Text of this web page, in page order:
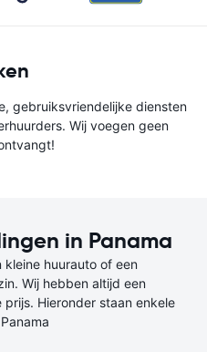
gebruiksvriendelijke diensten
Wij voegen geen
in Panama
huurauto of een
Wij hebben altijd een
Hieronder staan enkele